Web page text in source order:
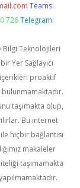
Teams:
726 Telegram:
Bilgi Teknolojileri
Yer Sağlayıcı
proaktif
taşımakta olup,
Bu internet
hiçbir bağlantısı
makaleler
taşımamakta